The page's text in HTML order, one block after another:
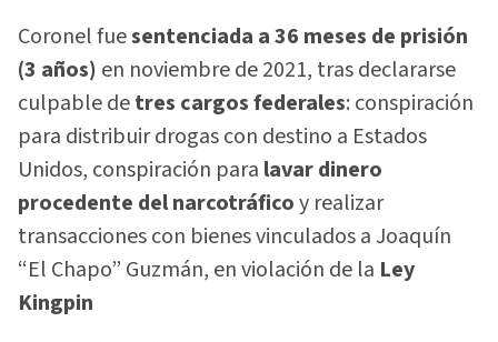
Coronel fuesentenciada a 36 meses de prisión
(3 años) en noviembre de 2021, tras declararse
culpable detres cargos federales: conspiración
para distribuir drogas con destino a Estados
Unidos, conspiración para lavar dinero
procedente del narcotráficoy realizar
transacciones con bienes vinculados a Joaquín
“El Chapo” Guzmán, en violación de la Ley
Kingpin